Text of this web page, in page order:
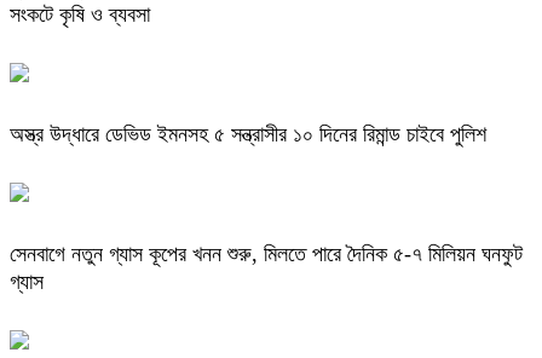
সংকটে কৃষি ও ব্যবসা
অস্ত্র উদ্ধারে ডেভিড ইমনসহ ৫ সন্ত্রাসীর ১০ দিনের রিমান্ড চাইবে পুলিশ
সেনবাগে নতুন গ্যাস কূপের খনন শুরু, মিলতে পারে দৈনিক ৫-৭ মিলিয়ন ঘনফুট
গ্যাস